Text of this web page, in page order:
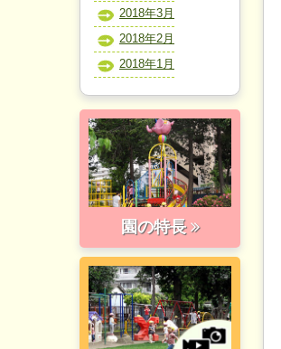
2018年3月
2018年2月
2018年1月
園の特長